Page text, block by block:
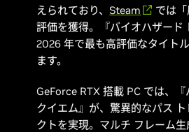
えられており、 Steam
では
評価を獲得。『バイオハザード
2026 年で最も高評価なタイト
ます。
GeForce RTX 搭載 PC では、『
クイエム 』が、驚異的なパス
クトを実現。マルチ フレーム生